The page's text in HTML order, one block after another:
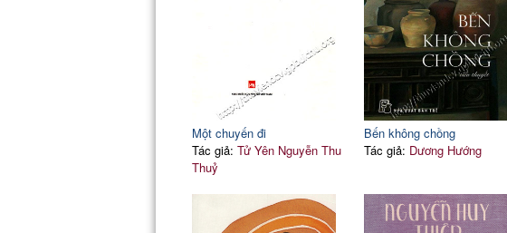
Một chuyến đi
Tác giả: Tử Yên Nguyễn Thu
Thuỷ
Bến không chồng
Tác giả: Dương Hướng